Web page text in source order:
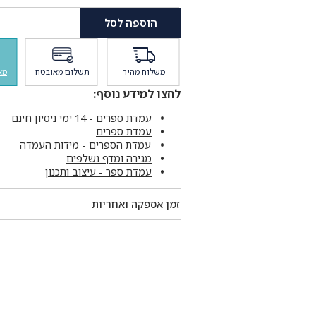
הוא:
₪1,249.הוספה לסל
משלוח מהיר תשלום מאובטח
לחצו למידע נוסף:
עמדת ספרים - 14 ימי ניסיון חינם
עמדת ספרים
עמדת הספרים - מידות העמדה
מגירה ומדף נשלפים
עמדת ספר - עיצוב ותכנון
זמן אספקה ואחריות